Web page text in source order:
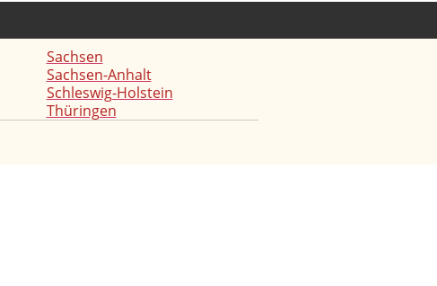
Sachsen
Sachsen-Anhalt
Schleswig-Holstein
Thüringen